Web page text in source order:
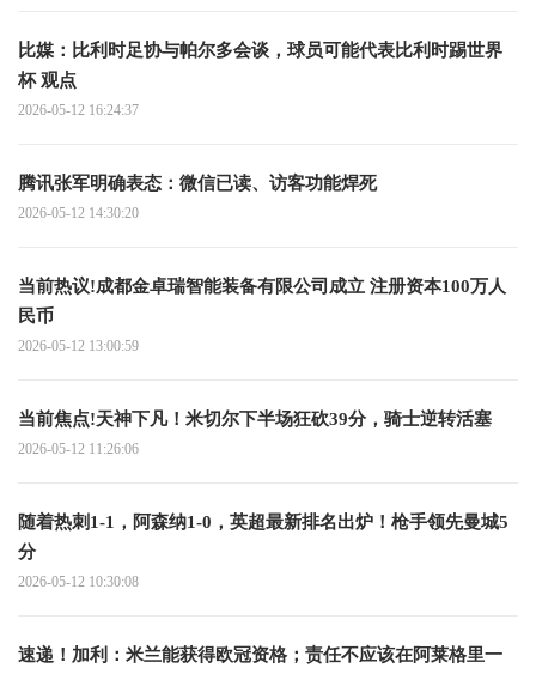
比媒：比利时足协与帕尔多会谈，球员可能代表比利时踢世界
杯 观点
2026-05-12 16:24:37
腾讯张军明确表态：微信已读、访客功能焊死
2026-05-12 14:30:20
当前热议!成都金卓瑞智能装备有限公司成立 注册资本100万人
民币
2026-05-12 13:00:59
当前焦点!天神下凡！米切尔下半场狂砍39分，骑士逆转活塞
2026-05-12 11:26:06
随着热刺1-1，阿森纳1-0，英超最新排名出炉！枪手领先曼城5
分
2026-05-12 10:30:08
速递！加利：米兰能获得欧冠资格；责任不应该在阿莱格里一